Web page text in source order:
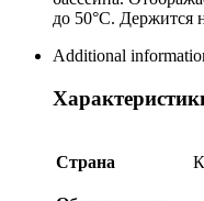
до 50°С. Держится
Additional
Страна